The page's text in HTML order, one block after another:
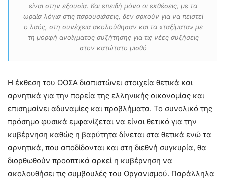
είναι στην εξουσία. Και επειδή μόνο οι εκθέσεις, με τα
ωραία λόγια στις παρουσιάσεις, δεν αρκούν για να πειστεί
ο λαός, στη συνέχεια ακολούθησαν και τα «ταξίματα» με
τη μορφή ανοίγματος συζήτησης για τις νέες αυξήσεις
στον κατώτατο μισθό
Η έκθεση του ΟΟΣΑ διαπιστώνει στοιχεία θετικά και
αρνητικά για την πορεία της ελληνικής οικονομίας και
επισημαίνει αδυναμίες και προβλήματα. Το συνολικό της
πρόσημο φυσικά εμφανίζεται να είναι θετικό για την
κυβέρνηση καθώς η βαρύτητα δίνεται στα θετικά ενώ τα
αρνητικά, που αποδίδονται και στη διεθνή συγκυρία, θα
διορθωθούν προοπτικά αρκεί η κυβέρνηση να
ακολουθήσει τις συμβουλές του Οργανισμού. Παράλληλα